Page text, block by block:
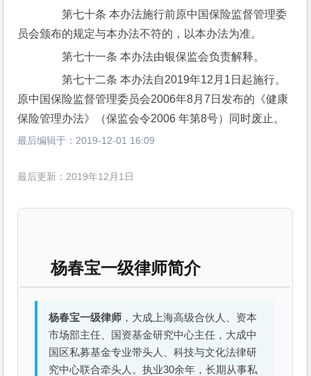
第七十条 本办法施行前原中国保险监督管理委
员会颁布的规定与本办法不符的，以本办法为准。
第七十一条 本办法由银保监会负责解释。
第七十二条 本办法自2019年12月1日起施行。
原中国保险监督管理委员会2006年8月7日发布的《健康
保险管理办法》（保监会令2006 年第8号）同时废止。
最后编辑于：2019-12-01 16:09
最后更新：2019年12月1日
杨春宝一级律师简介
杨春宝一级律师 ，大成上海高级合伙人、资本
市场部主任、国资基金研究中心主任，大成中
国区私募基金专业带头人、科技与文化法律研
究中心联合牵头人。执业30余年，长期从事私